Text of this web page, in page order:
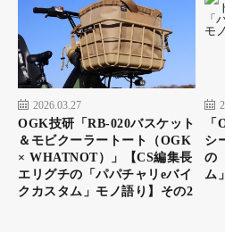
霞ヶ浦一周にはショートカットのコー
橋を渡って土浦に向かうことになる。
ているので橋は渡らず、湖畔を辿って
ない、気持ちのいい湖畔の道が続く。
かかる愛郷橋を越えると霞ヶ浦一周も
陰り影も長くなってくる。先のことを
いられない。自然とペダルに力が入る
指して、ひたすらeバイクを走らせる。
100kmを超えたあたりから、ももと膝
とはまた違う、脚の痛み。痛みをだま
ひと休みしたいなと思っていた所で、
流センター」に着いたので、休憩にす
ル所になっていて、サイクリングを楽
んな充実したいい顔をしている。1階
ェ」でホットコーヒーでも飲むかと思
ころで、すぐに横のジェラートに目移
ラートに変更する。食べてみると、柔
2026.03.27
OGK技研「RB-020バスケット
＆モビクーラートート（OGK
× WHATNOT）」【CS編集長
エリグチの「パパチャリeバイ
クカスタム」モノ語り】その2
シ
の
ム